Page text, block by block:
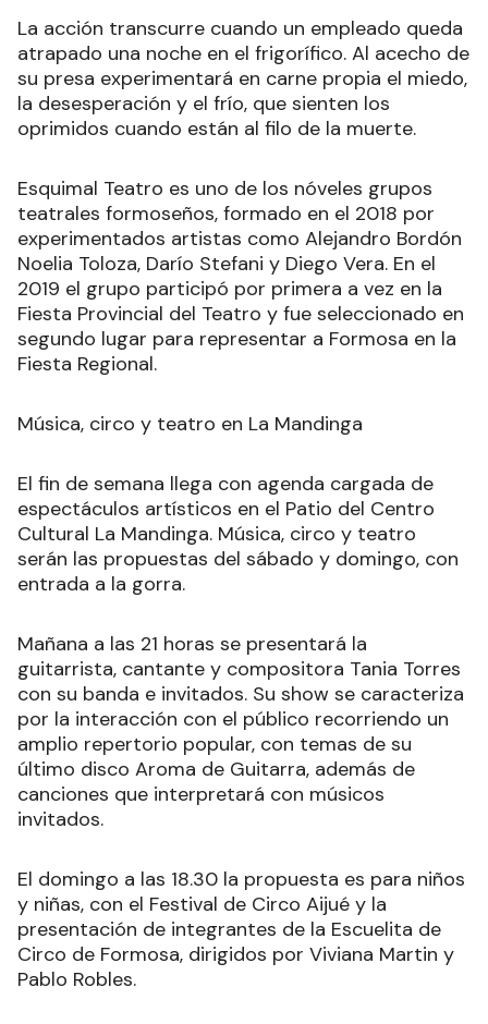
La acción transcurre cuando un empleado queda
atrapado una noche en el frigorífico. Al acecho de
su presa experimentará en carne propia el miedo,
la desesperación y el frío, que sienten los
oprimidos cuando están al filo de la muerte.
Esquimal Teatro es uno de los nóveles grupos
teatrales formoseños, formado en el 2018 por
experimentados artistas como Alejandro Bordón
Noelia Toloza, Darío Stefani y Diego Vera. En el
2019 el grupo participó por primera a vez en la
Fiesta Provincial del Teatro y fue seleccionado en
segundo lugar para representar a Formosa en la
Fiesta Regional.
Música, circo y teatro en La Mandinga
El fin de semana llega con agenda cargada de
espectáculos artísticos en el Patio del Centro
Cultural La Mandinga. Música, circo y teatro
serán las propuestas del sábado y domingo, con
entrada a la gorra.
Mañana a las 21 horas se presentará la
guitarrista, cantante y compositora Tania Torres
con su banda e invitados. Su show se caracteriza
por la interacción con el público recorriendo un
amplio repertorio popular, con temas de su
último disco Aroma de Guitarra, además de
canciones que interpretará con músicos
invitados.
El domingo a las 18.30 la propuesta es para niños
y niñas, con el Festival de Circo Aijué y la
presentación de integrantes de la Escuelita de
Circo de Formosa, dirigidos por Viviana Martin y
Pablo Robles.